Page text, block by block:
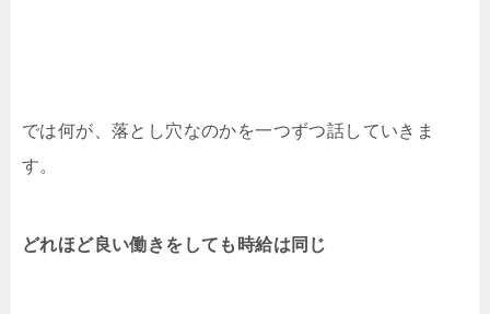
では何が、落とし穴なのかを一つずつ話していきま
す。
どれほど良い働きをしても時給は同じ